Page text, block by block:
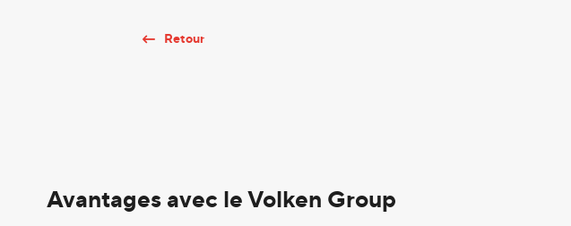
Retour
Avantages avec le Volken Group